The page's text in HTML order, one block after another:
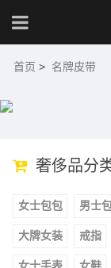
首页 > 名牌皮带
奢侈品分
女士包包 男士
大牌女装 戒指